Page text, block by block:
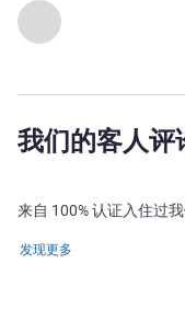
上一个 - 餐厅
第 页，共 , 餐
我们的客人评
来自 100% 认证入住过
发现更多